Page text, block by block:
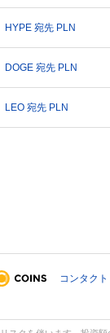
HYPE 宛先 PLN
DOGE 宛先 PLN
LEO 宛先 PLN
コンタクト